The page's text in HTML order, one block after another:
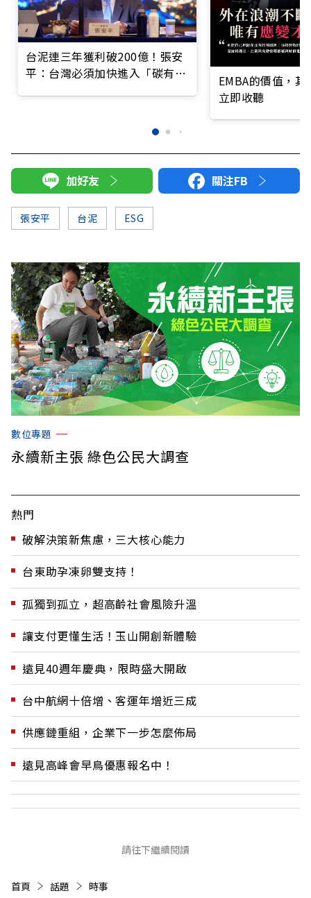
台泥連三年獲利破200億！張安
平：台灣必須加快進入「碳有
EMBA的價值，
立即收聽
加好友 關注FB
張安平 台泥 ESG
數位專題
永續新主張 綠色公民大調查
熱門
破解決策新焦慮，三大核心能力
台東助孕凍卵雙支持！
孤獨到孤立，超高齡社會風險升溫
讓支付更懂生活！玉山開創新體驗
遠見40週年慶典，限時盛大開啟
台中航網十倍增、客運年增近三成
供應鏈重組，企業下一步怎麼佈局
遠見高峰會早鳥優惠報名中！
請往下繼續閱讀
首頁 話題 時事